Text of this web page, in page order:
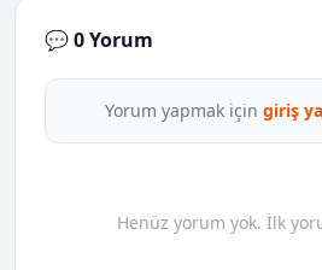
💬 0 Yorum
Yorum yapmak için giriş
Henüz yorum yok. İlk